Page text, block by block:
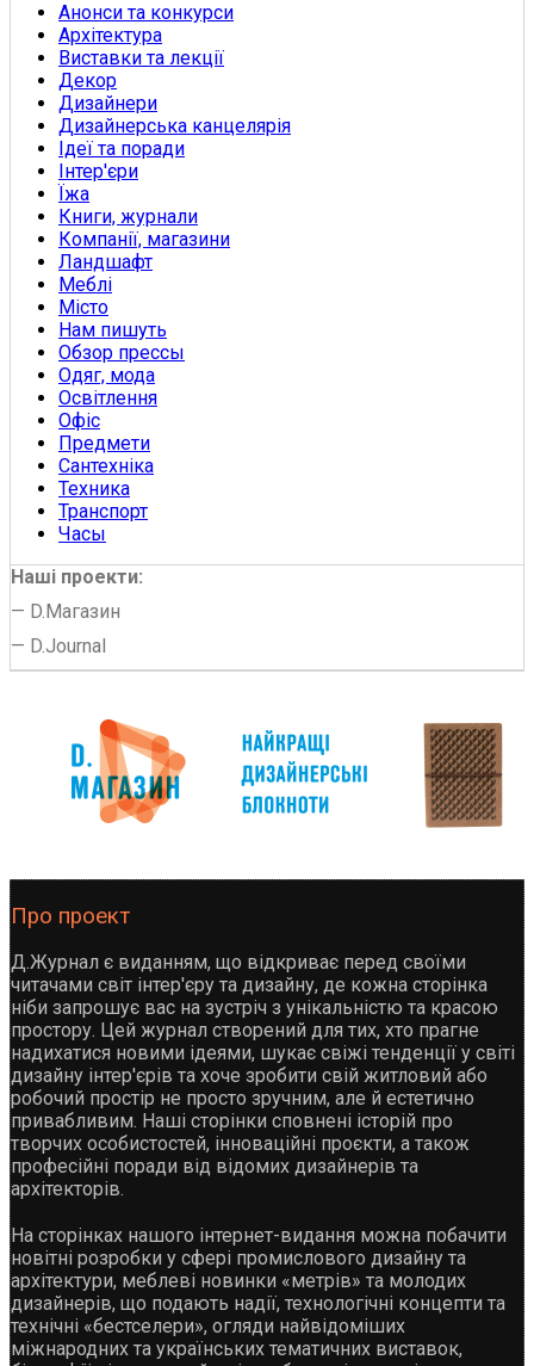
Анонси та конкурси
Архітектура
Виставки та лекції
Декор
Дизайнери
Дизайнерська канцелярія
Ідеї та поради
Інтер'єри
Їжа
Книги, журнали
Компанії, магазини
Ландшафт
Меблі
Місто
Нам пишуть
Обзор прессы
Одяг, мода
Освітлення
Офіс
Предмети
Сантехніка
Техника
Транспорт
Часы
Наші проекти:
— D.Магазин
— D.Journal
Про проект
Д.Журнал є виданням, що відкриває перед своїми
читачами світ інтер'єру та дизайну, де кожна сторінка
ніби запрошує вас на зустріч з унікальністю та красою
простору. Цей журнал створений для тих, хто прагне
надихатися новими ідеями, шукає свіжі тенденції у світі
дизайну інтер'єрів та хоче зробити свій житловий або
робочий простір не просто зручним, але й естетично
привабливим. Наші сторінки сповнені історій про
творчих особистостей, інноваційні проєкти, а також
професійні поради від відомих дизайнерів та
архітекторів.
На сторінках нашого інтернет-видання можна побачити
новітні розробки у сфері промислового дизайну та
архітектури, меблеві новинки «метрів» та молодих
дизайнерів, що подають надії, технологічні концепти та
технічні «бестселери», огляди найвідоміших
міжнародних та українських тематичних виставок,